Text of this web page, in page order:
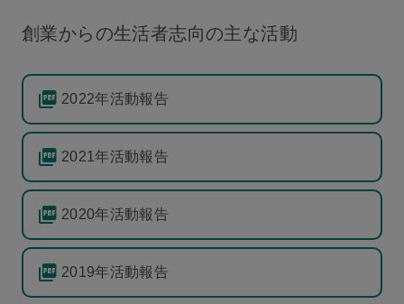
創業からの生活者志向の主な活動
2022年活動報告
2021年活動報告
2020年活動報告
2019年活動報告